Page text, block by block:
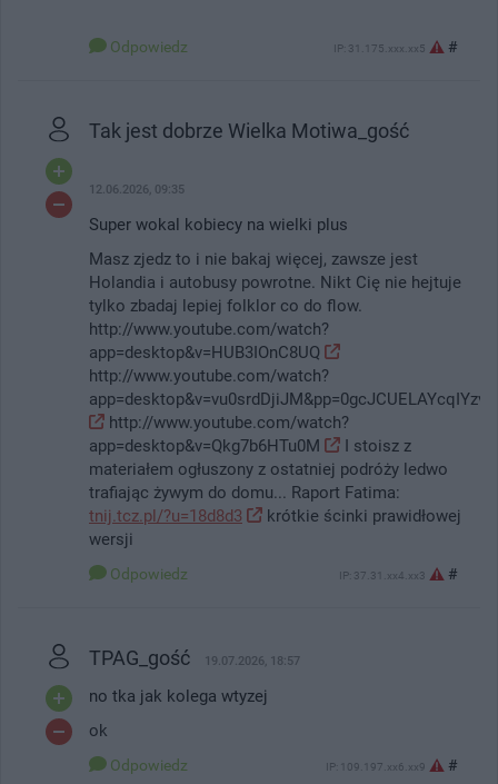
Odpowiedz IP: 31.175.xxx.xx5 #
Tak jest dobrze Wielka Motiwa_gość
12.06.2026, 09:35
Super wokal kobiecy na wielki plus
Masz zjedz to i nie bakaj więcej, zawsze jest
Holandia i autobusy powrotne. Nikt Cię nie hejtuje
tylko zbadaj lepiej folklor co do flow.
http://www.youtube.com/watch?
app=desktop&v=HUB3IOnC8UQ
http://www.youtube.com/watch?
app=desktop&v=vu0srdDjiJM&pp=0gcJCUELAYcqIYzv
http://www.youtube.com/watch?
app=desktop&v=Qkg7b6HTu0M
I stoisz z
materiałem ogłuszony z ostatniej podróży ledwo
trafiając żywym do domu... Raport Fatima:
tnij.tcz.pl/?u=18d8d3
krótkie ścinki prawidłowej
wersji
Odpowiedz IP: 37.31.xx4.xx3 #
TPAG_gość 19.07.2026, 18:57
no tka jak kolega wtyzej
ok
Odpowiedz IP: 109.197.xx6.xx9 #